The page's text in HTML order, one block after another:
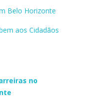
Belo Horizonte
aos Cidadãos
no